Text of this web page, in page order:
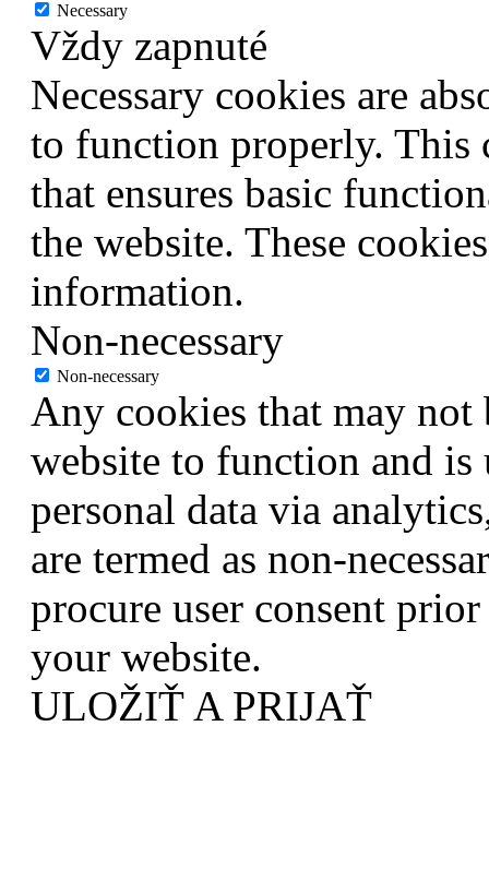
Necessary
Vždy zapnuté
Necessary cookies are
to function properly. This
that ensures basic
the website. These
information.
Non-necessary
Non-necessary
Any cookies that may not
website to function and
personal data via
are termed as non-
procure user consent
your website.
ULOŽIŤ A PRIJAŤ